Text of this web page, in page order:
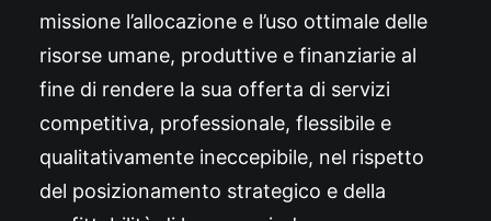
missione l’allocazione e l’uso ottimale delle
risorse umane, produttive e finanziarie al
fine di rendere la sua offerta di servizi
competitiva, professionale, flessibile e
qualitativamente ineccepibile, nel rispetto
del posizionamento strategico e della